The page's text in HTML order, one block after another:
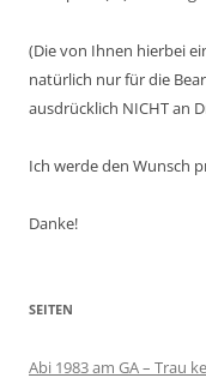
(Die von Ihnen hierbei
natürlich nur für die
ausdrücklich NICHT an
Ich werde den Wunsch
Danke!
SEITEN
Abi 1983 am GA – Trau